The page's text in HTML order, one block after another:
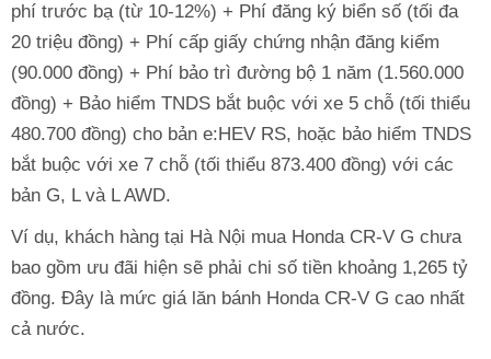
phí trước bạ (từ 10-12%) + Phí đăng ký biển số (tối đa
20 triệu đồng) + Phí cấp giấy chứng nhận đăng kiểm
(90.000 đồng) + Phí bảo trì đường bộ 1 năm (1.560.000
đồng) + Bảo hiểm TNDS bắt buộc với xe 5 chỗ (tối thiểu
480.700 đồng) cho bản e:HEV RS, hoặc bảo hiểm TNDS
bắt buộc với xe 7 chỗ (tối thiểu 873.400 đồng) với các
bản G, L và L AWD.
Ví dụ, khách hàng tại Hà Nội mua Honda CR-V G chưa
bao gồm ưu đãi hiện sẽ phải chi số tiền khoảng 1,265 tỷ
đồng. Đây là mức giá lăn bánh Honda CR-V G cao nhất
cả nước.